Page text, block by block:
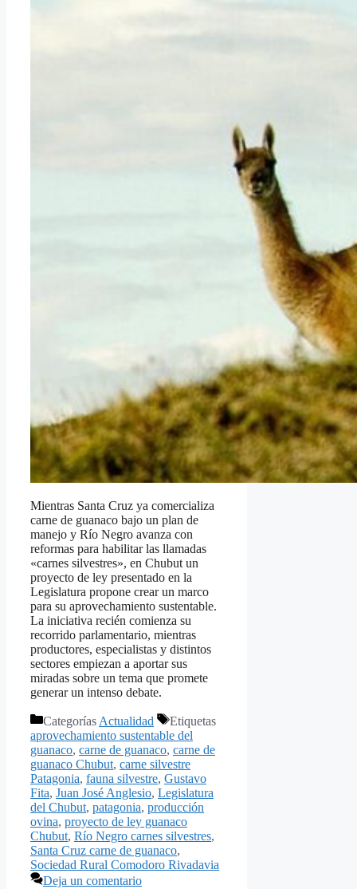
Mientras Santa Cruz ya comercializa
carne de guanaco bajo un plan de
manejo y Río Negro avanza con
reformas para habilitar las llamadas
«carnes silvestres», en Chubut un
proyecto de ley presentado en la
Legislatura propone crear un marco
para su aprovechamiento sustentable.
La iniciativa recién comienza su
recorrido parlamentario, mientras
productores, especialistas y distintos
sectores empiezan a aportar sus
miradas sobre un tema que promete
generar un intenso debate.
Categorías Actualidad
Etiquetas
aprovechamiento sustentable del
guanaco, carne de guanaco, carne de
guanaco Chubut, carne silvestre
Patagonia, fauna silvestre, Gustavo
Fita, Juan José Anglesio, Legislatura
del Chubut, patagonia, producción
ovina, proyecto de ley guanaco
Chubut, Río Negro carnes silvestres,
Santa Cruz carne de guanaco,
Sociedad Rural Comodoro Rivadavia
Deja un comentario